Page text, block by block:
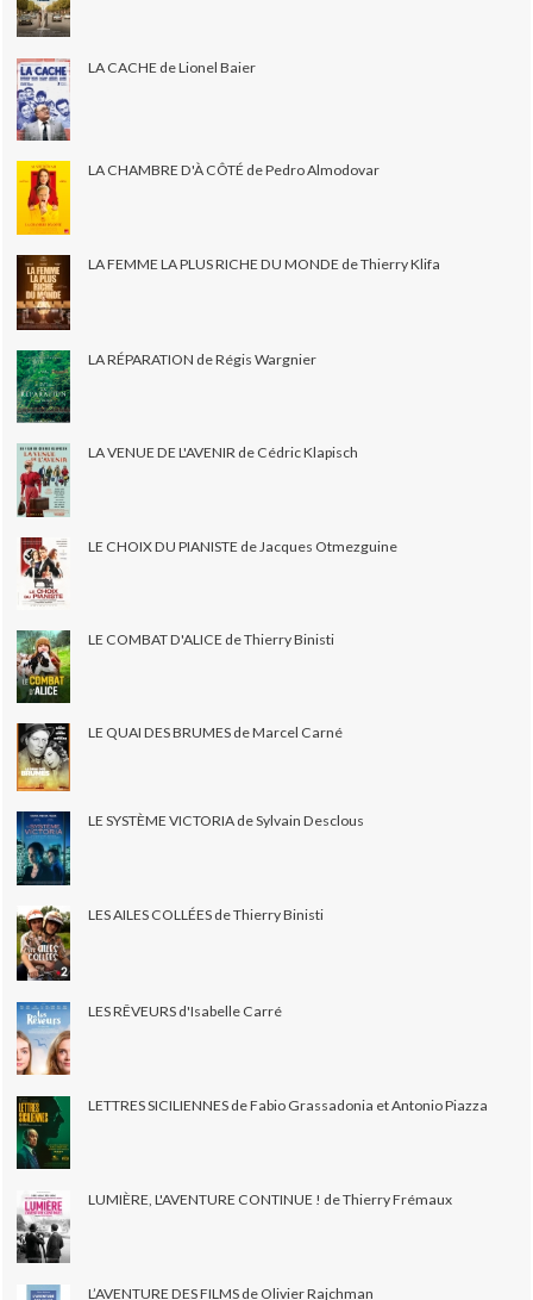
LA CACHE de Lionel Baier
LA CHAMBRE D'À CÔTÉ de Pedro Almodovar
LA FEMME LA PLUS RICHE DU MONDE de Thierry Klifa
LA RÉPARATION de Régis Wargnier
LA VENUE DE L'AVENIR de Cédric Klapisch
LE CHOIX DU PIANISTE de Jacques Otmezguine
LE COMBAT D'ALICE de Thierry Binisti
LE QUAI DES BRUMES de Marcel Carné
LE SYSTÈME VICTORIA de Sylvain Desclous
LES AILES COLLÉES de Thierry Binisti
LES RÊVEURS d'Isabelle Carré
LETTRES SICILIENNES de Fabio Grassadonia et Antonio Piazza
LUMIÈRE, L'AVENTURE CONTINUE ! de Thierry Frémaux
L’AVENTURE DES FILMS de Olivier Rajchman